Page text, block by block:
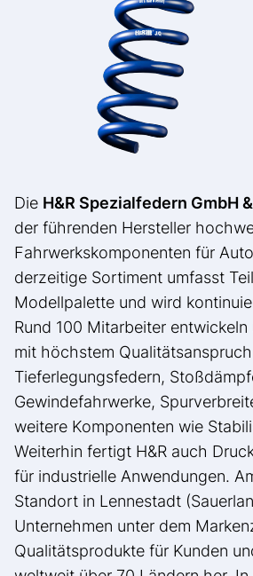
Die H&R Spezialfedern GmbH
der führenden Hersteller
Fahrwerkskomponenten für
derzeitige Sortiment umfasst
Modellpalette und wird
Rund 100 Mitarbeiter
mit höchstem Qualitätsanspruch
Tieferlegungsfedern,
Gewindefahrwerke,
weitere Komponenten wie
Weiterhin fertigt H&R auch
für industrielle Anwendungen.
Standort in Lennestadt
Unternehmen unter dem
Qualitätsprodukte für Kunden